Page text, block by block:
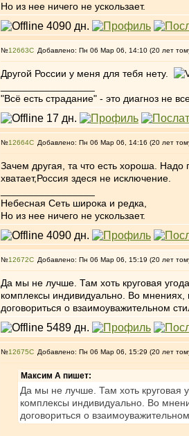
Но из нее ничего не ускользает.
№12663 Добавлено: Пн 06 Мар 06, 14:10 (20 лет
Другой России у меня для тебя нету.
"Всё есть страдание" - это диагноз не
№12664 Добавлено: Пн 06 Мар 06, 14:16 (20 лет
Зачем другая, та что есть хороша. Надо
хватает,Россия здеся не исключение.
Небесная Сеть широка и редка,
Но из нее ничего не ускользает.
№12672 Добавлено: Пн 06 Мар 06, 15:19 (20 лет
Да мы не лучше. Там хоть круговая
комплексы индивидуально. Во
договориться о взаимоуважительном
№12675 Добавлено: Пн 06 Мар 06, 15:29 (20 лет
Максим А пишет:
Да мы не лучше. Там хоть круговая
комплексы индивидуально. Во
договориться о